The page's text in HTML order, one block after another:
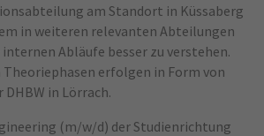
am Standort in Küssaberg
in weiteren relevanten Abteilungen
Abläufe besser zu verstehen.
erfolgen in Form von
DHBW in Lörrach.
(m/w/d) der Studienrichtung